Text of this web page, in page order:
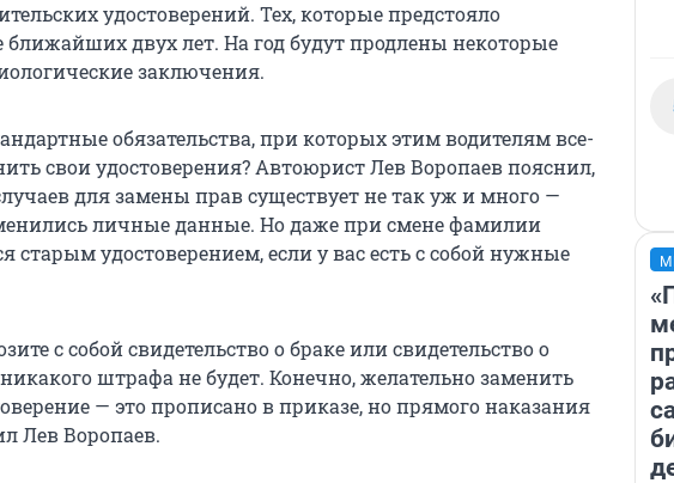
удостоверений. Тех, которые предстояло
ближайших двух лет. На год будут продлены некоторые
заключения.
обязательства, при которых этим водителям все-
свои удостоверения? Автоюрист Лев Воропаев пояснил,
для замены прав существует не так уж и много —
личные данные. Но даже при смене фамилии
старым удостоверением, если у вас есть с собой нужные
с собой свидетельство о браке или свидетельство о
штрафа не будет. Конечно, желательно заменить
— это прописано в приказе, но прямого наказания
Лев Воропаев.